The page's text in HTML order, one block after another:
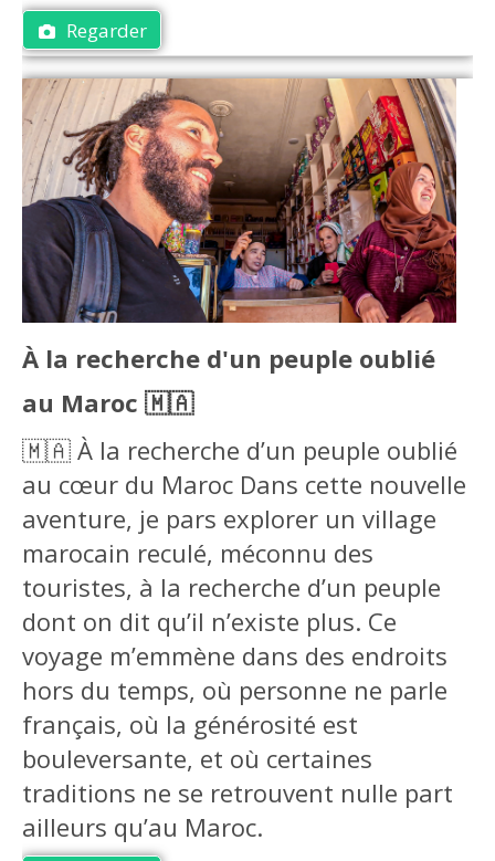
Regarder
À la recherche d'un peuple oublié
au Maroc 🇲🇦
🇲🇦 À la recherche d’un peuple oublié
au cœur du Maroc Dans cette nouvelle
aventure, je pars explorer un village
marocain reculé, méconnu des
touristes, à la recherche d’un peuple
dont on dit qu’il n’existe plus. Ce
voyage m’emmène dans des endroits
hors du temps, où personne ne parle
français, où la générosité est
bouleversante, et où certaines
traditions ne se retrouvent nulle part
ailleurs qu’au Maroc.